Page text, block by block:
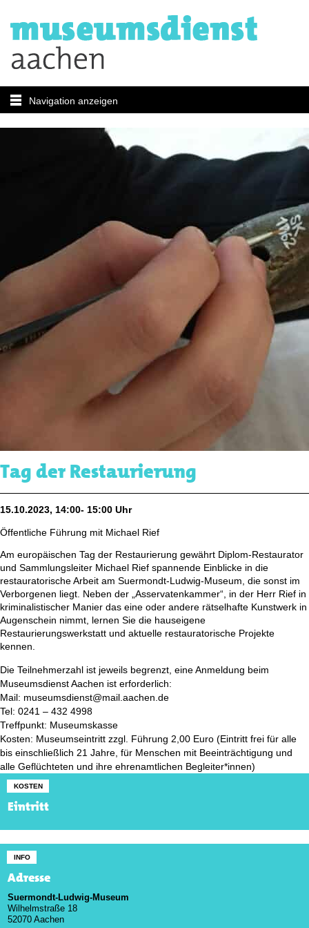
Navigation anzeigen
Tag der Restaurierung
15.10.2023, 14:00- 15:00 Uhr
Öffentliche Führung mit Michael Rief
Am europäischen Tag der Restaurierung gewährt Diplom-Restaurator
und Sammlungsleiter Michael Rief spannende Einblicke in die
restauratorische Arbeit am Suermondt-Ludwig-Museum, die sonst im
Verborgenen liegt. Neben der „Asservatenkammer“, in der Herr Rief in
kriminalistischer Manier das eine oder andere rätselhafte Kunstwerk in
Augenschein nimmt, lernen Sie die hauseigene
Restaurierungswerkstatt und aktuelle restauratorische Projekte
kennen.
Die Teilnehmerzahl ist jeweils begrenzt, eine Anmeldung beim
Museumsdienst Aachen ist erforderlich:
Mail: museumsdienst@mail.aachen.de
Tel: 0241 – 432 4998
Treffpunkt: Museumskasse
Kosten: Museumseintritt zzgl. Führung 2,00 Euro (Eintritt frei für alle
bis einschließlich 21 Jahre, für Menschen mit Beeinträchtigung und
alle Geflüchteten und ihre ehrenamtlichen Begleiter*innen)
KOSTEN
Eintritt
INFO
Adresse
Suermondt-Ludwig-Museum
Wilhelmstraße 18
52070 Aachen